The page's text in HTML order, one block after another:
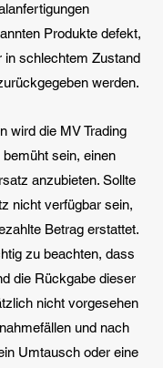
Produkte defekt,
in schlechtem Zustand
werden.
wird die MV Trading
sein, einen
anzubieten. Sollte
nicht verfügbar sein,
Betrag erstattet.
zu beachten, dass
die Rückgabe dieser
nicht vorgesehen
und nach
Umtausch oder eine